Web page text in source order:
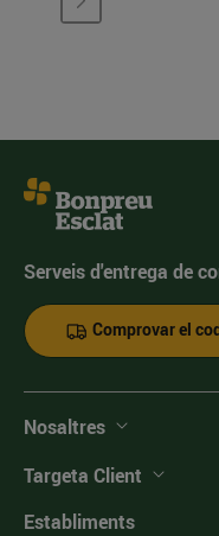
Serveis d'entrega de
Comprovar el
Nosaltres
Targeta Client
Establiments